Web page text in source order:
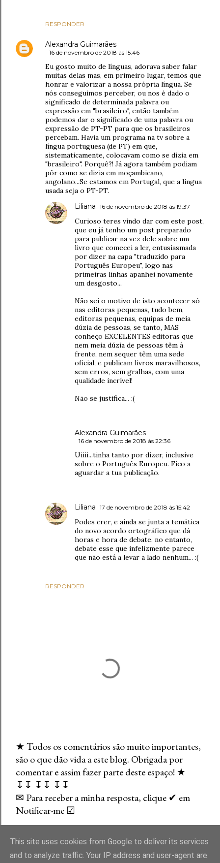
RESPONDER
Alexandra Guimarães
16 de novembro de 2018 às 15:46
Eu gosto muito de línguas, adorava saber falar
muitas delas mas, em primeiro lugar, temos que
honrar e valorizar a nossa própria língua. Se
nós conseguimos perceber, ou nos é dado o
significado de determinada palavra ou
expressão em "brasileiro", então também
podemos dar o significado de uma palavra ou
expressão de PT-PT para que os brasileiros
percebam. Havia um programa na tv sobre a
língua portuguesa (de PT) em que,
sistematicamente, colocavam como se dizia em
"brasileiro". Porquê?! Já agora também podiam
pôr como se dizia em moçambicano,
angolano...Se estamos em Portugal, que a língua
usada seja o PT-PT.
RESPONDER
Liliana 16 de novembro de 2018 às 19:37
Curioso teres vindo dar com este post,
que eu já tenho um post preparado
para publicar na vez dele sobre um
livro que comecei a ler, entusiasmada
por dizer na capa "traduzido para
Português Europeu", logo nas
primeiras linhas apanhei novamente
um desgosto...
Não sei o motivo de isto acontecer só
nas editoras pequenas, tudo bem,
editoras pequenas, equipas de meia
dúzia de pessoas, se tanto, MAS
conheço EXCELENTES editoras que
nem meia dúzia de pessoas têm à
frente, nem sequer têm uma sede
oficial, e publicam livros maravilhosos,
sem erros, sem gralhas, com uma
qualidade incrível!
Não se justifica... :(
Alexandra Guimarães
16 de novembro de 2018 às 22:36
Uiiii...tinha tanto por dizer, inclusive
sobre o Português Europeu. Fico a
aguardar a tua publicação.
Liliana 17 de novembro de 2018 às 15:42
Podes crer, e ainda se junta a temática
do novo acordo ortográfico que dá
horas e hora de debate, no entanto,
debate esse que infelizmente parece
que não está a levar a lado nenhum... :(
E
n
v
i
a
r
u
m
★ Todos os comentários são muito importantes,
são o que dão vida a este blog. Obrigada por
comentar e assim fazer parte deste espaço! ★
↧↧ ↧↧ ↧↧
✉ Para receber a minha resposta, clique ✔ em
Notificar-me ☑
This site uses cookies from Google to deliver its services
and to analyze traffic. Your IP address and user-agent are